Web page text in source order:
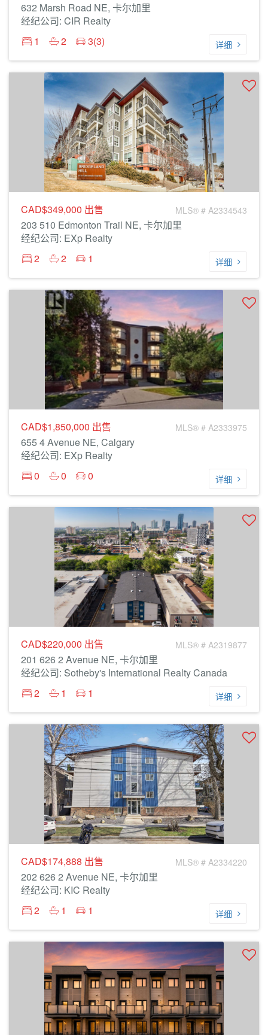
632 Marsh Road NE, 卡尔加里
经纪公司: CIR Realty
1
2 3(3) 详细
CAD$349,000 出售 MLS® # A2334543
203 510 Edmonton Trail NE, 卡尔加里
经纪公司: EXp Realty
2
2 1 详细
CAD$1,850,000 出售 MLS® # A2333975
655 4 Avenue NE, Calgary
经纪公司: EXp Realty
0
0 0 详细
CAD$220,000 出售 MLS® # A2319877
201 626 2 Avenue NE, 卡尔加里
经纪公司: Sotheby's International Realty Canada
2
1 1 详细
CAD$174,888 出售 MLS® # A2334220
202 626 2 Avenue NE, 卡尔加里
经纪公司: KIC Realty
2
1 1 详细